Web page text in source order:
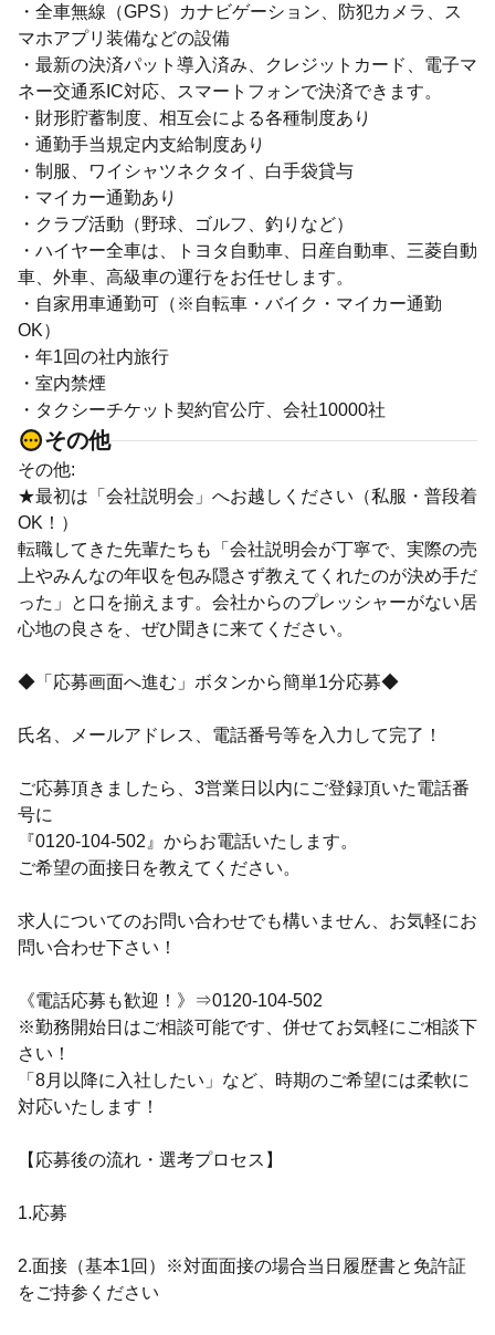
・全車無線（GPS）カナビゲーション、防犯カメラ、ス
マホアプリ装備などの設備
・最新の決済パット導入済み、クレジットカード、電子マ
ネー交通系IC対応、スマートフォンで決済できます。
・財形貯蓄制度、相互会による各種制度あり
・通勤手当規定内支給制度あり
・制服、ワイシャツネクタイ、白手袋貸与
・マイカー通勤あり
・クラブ活動（野球、ゴルフ、釣りなど）
・ハイヤー全車は、トヨタ自動車、日産自動車、三菱自動
車、外車、高級車の運行をお任せします。
・自家用車通勤可（※自転車・バイク・マイカー通勤
OK）
・年1回の社内旅行
・室内禁煙
・タクシーチケット契約官公庁、会社10000社
その他
その他:
★最初は「会社説明会」へお越しください（私服・普段着
OK！）
転職してきた先輩たちも「会社説明会が丁寧で、実際の売
上やみんなの年収を包み隠さず教えてくれたのが決め手だ
った」と口を揃えます。会社からのプレッシャーがない居
心地の良さを、ぜひ聞きに来てください。
◆「応募画面へ進む」ボタンから簡単1分応募◆
氏名、メールアドレス、電話番号等を入力して完了！
ご応募頂きましたら、3営業日以内にご登録頂いた電話番
号に
『0120-104-502』からお電話いたします。
ご希望の面接日を教えてください。
求人についてのお問い合わせでも構いません、お気軽にお
問い合わせ下さい！
《電話応募も歓迎！》⇒0120-104-502
※勤務開始日はご相談可能です、併せてお気軽にご相談下
さい！
「8月以降に入社したい」など、時期のご希望には柔軟に
対応いたします！
【応募後の流れ・選考プロセス】
1.応募
2.面接（基本1回）※対面面接の場合当日履歴書と免許証
をご持参ください